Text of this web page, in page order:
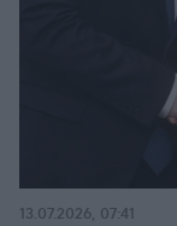
13.07.2026, 07:41